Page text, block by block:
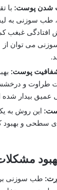
شدن پوست: با
طب سوزنی به
افتادگی غبغب
می توان از
پوست:
طراوت و
عمیق بیدار
این روش به
سطحی و
طب سوزنی